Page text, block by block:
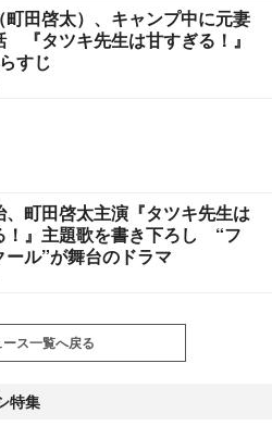
町田啓太）、キャンプ中に元妻
『タツキ先生は甘すぎる！』
すじ
、町田啓太主演『タツキ先生は
！』主題歌を書き下ろし “フ
ール”が舞台のドラマ
ース一覧へ戻る
特集